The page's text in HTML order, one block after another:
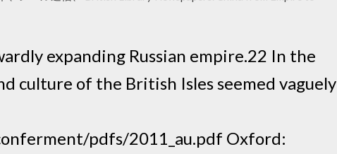
expanding Russian empire.22 In the
culture of the British Isles seemed vaguely
pdfs/2011_au.pdf Oxford: